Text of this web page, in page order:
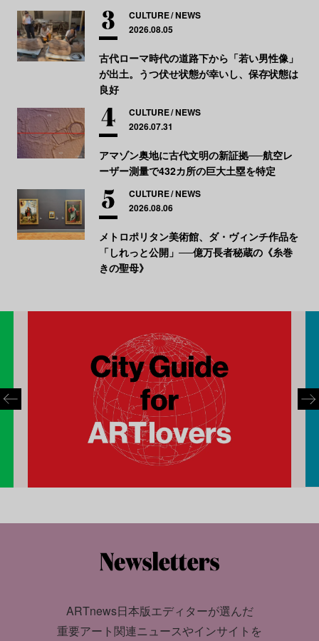
CULTURE NEWS
2026.08.05
古代ローマ時代の道路下から「若い男性像」
が出土。うつ伏せ状態が幸いし、保存状態は
良好
CULTURE NEWS
2026.07.31
アマゾン奥地に古代文明の新証拠──航空レ
ーザー測量で432カ所の巨大土塁を特定
CULTURE NEWS
2026.08.06
メトロポリタン美術館、ダ・ヴィンチ作品を
「しれっと公開」──億万長者秘蔵の《糸巻
きの聖母》
ARTnews日本版エディターが選んだ
重要アート関連ニュースやインサイトを